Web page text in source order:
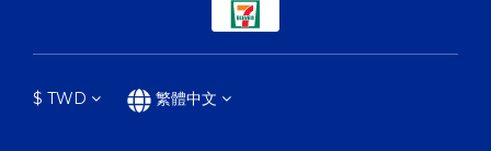
$ TWD 繁體中文